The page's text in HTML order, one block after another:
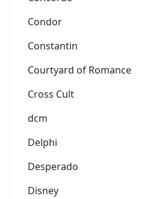
Condor
Constantin
Courtyard of Romance
Cross Cult
dcm
Delphi
Desperado
Disney